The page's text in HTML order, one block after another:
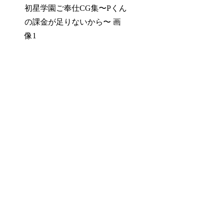
初星学園ご奉仕CG集〜Pくん
の課金が足りないから〜 画
像1